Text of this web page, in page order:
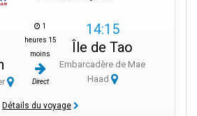
1
heures 15
moins
Direct
14:15
Île de Tao
Embarcadère de Mae
Haad
Détails du voyage